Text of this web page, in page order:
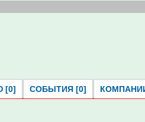
[0] СОБЫТИЯ [0]